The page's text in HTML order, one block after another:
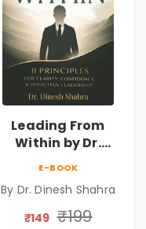
Leading From
Within by Dr.
Personal Growth
Book
E-BOOK
By Dr. Dinesh Shahra
₹149 ₹199